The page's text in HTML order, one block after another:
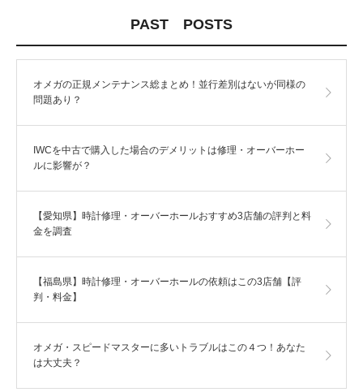
PAST POSTS
オメガの正規メンテナンス総まとめ！並行差別はないが同様の
問題あり？
IWCを中古で購入した場合のデメリットは修理・オーバーホー
ルに影響が？
【愛知県】時計修理・オーバーホールおすすめ3店舗の評判と料
金を調査
【福島県】時計修理・オーバーホールの依頼はこの3店舗【評
判・料金】
オメガ・スピードマスターに多いトラブルはこの４つ！あなた
は大丈夫？